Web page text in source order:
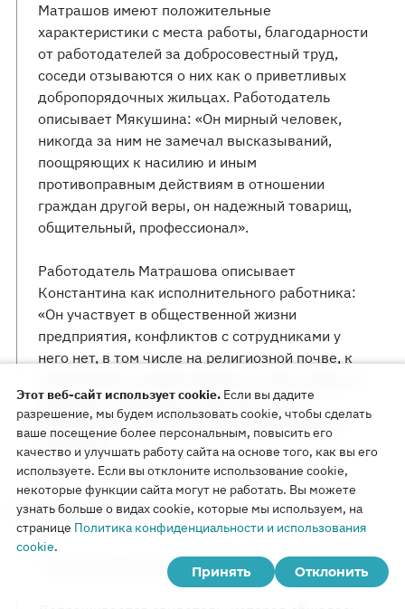
Матрашов имеют положительные
характеристики с места работы, благодарности
от работодателей за добросовестный труд,
соседи отзываются о них как о приветливых
добропорядочных жильцах. Работодатель
описывает Мякушина: «Он мирный человек,
никогда за ним не замечал высказываний,
поощряющих к насилию и иным
противоправным действиям в отношении
граждан другой веры, он надежный товарищ,
общительный, профессионал».
Работодатель Матрашова описывает
Константина как исполнительного работника:
«Он участвует в общественной жизни
предприятия, конфликтов с сотрудниками у
него нет, в том числе на религиозной почве, к
призывал. Трудовой коллектив к аресту
Матрашова отнесся как к несправедливому
решению».
4 августа 2021 г.
Слушание в суде первой инстанции Допрос
Этот веб-сайт использует cookie. Если вы дадите
разрешение, мы будем использовать cookie, чтобы сделать
ваше посещение более персональным, повысить его
качество и улучшать работу сайта на основе того, как вы его
используете. Если вы отклоните использование cookie,
некоторые функции сайта могут не работать. Вы можете
узнать больше о видах cookie, которые мы используем, на
странице Политика конфиденциальности и использования
cookie.
Принять
Отклонить